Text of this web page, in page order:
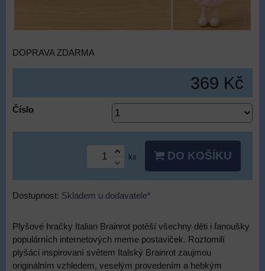
DOPRAVA ZDARMA
369 Kč
Číslo
ks DO KOŠÍKU
Dostupnost: Skladem u dodavatele*
Plyšové hračky Italian Brainrot potěší všechny děti i fanoušky
populárních internetových meme postaviček. Roztomilí
plyšáci inspirovaní světem Italský Brainrot zaujmou
originálním vzhledem, veselým provedením a hebkým